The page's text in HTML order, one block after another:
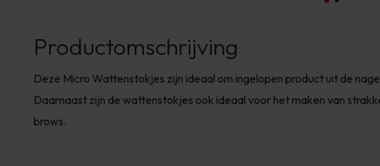
Productomschrijving
Deze Micro Wattenstokjes zijn ideaal om ingelopen product uit de
Daarnaast zijn de wattenstokjes ook ideaal voor het maken van
brows.